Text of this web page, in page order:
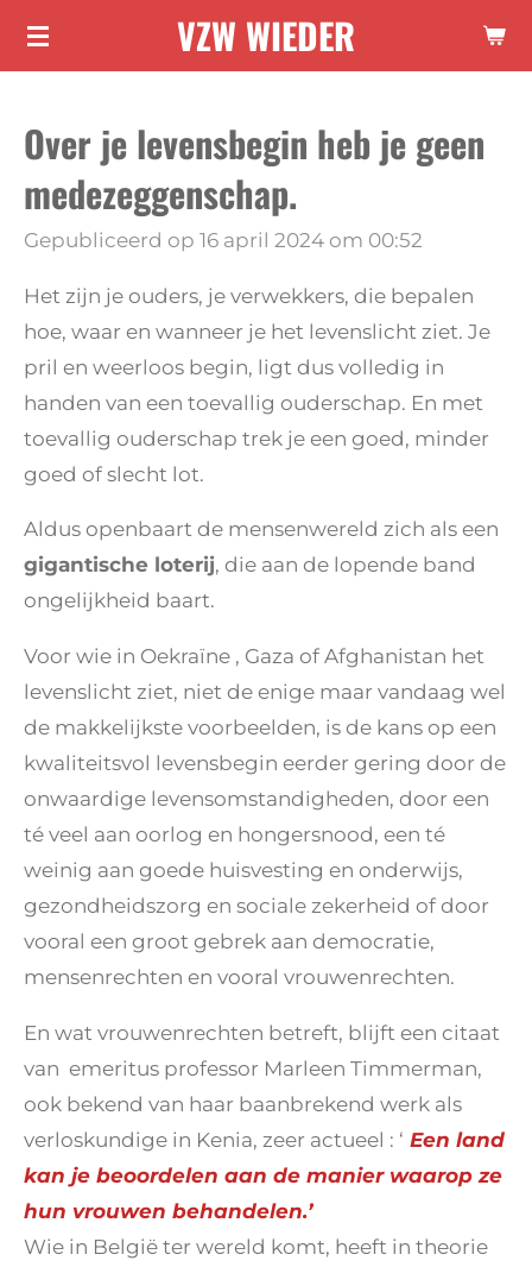
Ga
de
hoofdinhoud
VZW WIEDER
Over je levensbegin heb je geen
medezeggenschap.
Gepubliceerd op 16 april 2024 om 00:52
Het zijn je ouders, je verwekkers, die bepalen
hoe, waar en wanneer je het levenslicht ziet. Je
pril en weerloos begin, ligt dus volledig in
handen van een toevallig ouderschap. En met
toevallig ouderschap trek je een goed, minder
goed of slecht lot.
Aldus openbaart de mensenwereld zich als een
gigantische loterij, die aan de lopende band
ongelijkheid baart.
Voor wie in Oekraïne , Gaza of Afghanistan het
levenslicht ziet, niet de enige maar vandaag wel
de makkelijkste voorbeelden, is de kans op een
kwaliteitsvol levensbegin eerder gering door de
onwaardige levensomstandigheden, door een
té veel aan oorlog en hongersnood, een té
weinig aan goede huisvesting en onderwijs,
gezondheidszorg en sociale zekerheid of door
vooral een groot gebrek aan democratie,
mensenrechten en vooral vrouwenrechten.
En wat vrouwenrechten betreft, blijft een citaat
van emeritus professor Marleen Timmerman,
ook bekend van haar baanbrekend werk als
verloskundige in Kenia, zeer actueel : ‘ Een land
kan je beoordelen aan de manier waarop ze
hun vrouwen behandelen.’
Wie in België ter wereld komt, heeft in theorie